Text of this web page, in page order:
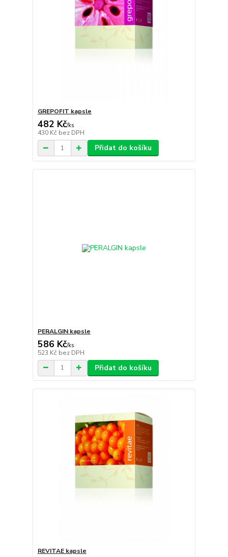
GREPOFIT kapsle
482 Kč/ks
430 Kč bez DPH
Přidat do košíku
PERALGIN kapsle
586 Kč/ks
523 Kč bez DPH
Přidat do košíku
REVITAE kapsle